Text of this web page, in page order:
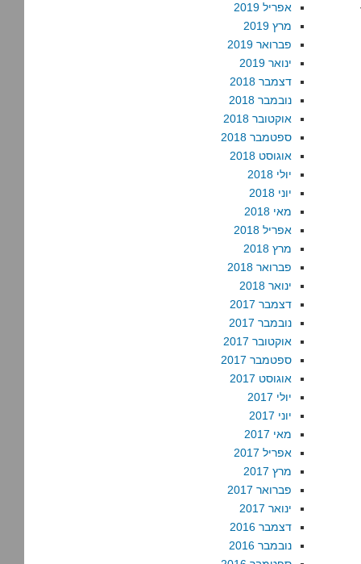
אפריל 2019
מרץ 2019
פברואר 2019
ינואר 2019
דצמבר 2018
נובמבר 2018
אוקטובר 2018
ספטמבר 2018
אוגוסט 2018
יולי 2018
יוני 2018
מאי 2018
אפריל 2018
מרץ 2018
פברואר 2018
ינואר 2018
דצמבר 2017
נובמבר 2017
אוקטובר 2017
ספטמבר 2017
אוגוסט 2017
יולי 2017
יוני 2017
מאי 2017
אפריל 2017
מרץ 2017
פברואר 2017
ינואר 2017
דצמבר 2016
נובמבר 2016